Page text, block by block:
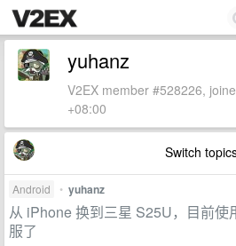
yuhanz
V2EX member #528226,
+08:00
Switch
Android • yuhanz
从 iPhone 换到三星 S25U，目前使
服了